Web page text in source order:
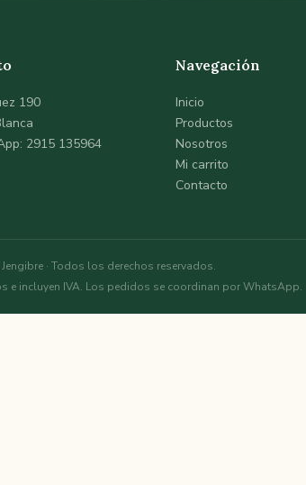
190
2915 135964
Navegación
Inicio
Productos
Nosotros
Mi carrito
Contacto
· Todos los derechos reservados.
e incluyen IVA. Los pedidos se coordinan por WhatsApp.